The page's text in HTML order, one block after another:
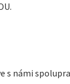
námi